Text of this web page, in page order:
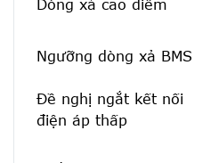
Dòng xả cao điểm
Ngưỡng dòng xả BMS
Đề nghị ngắt kết nối
điện áp thấp